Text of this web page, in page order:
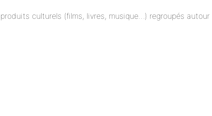
culturels (films, livres, musique…) regroupés autour